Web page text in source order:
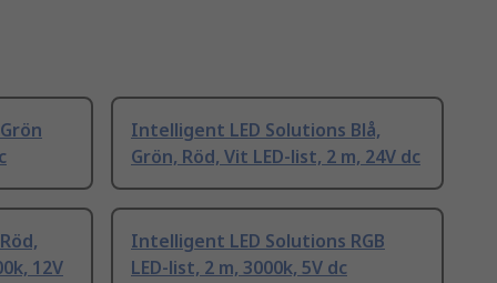
Intelligent LED Solutions Blå,
Grön, Röd, Vit LED-list, 2 m, 24V dc
12V
Intelligent LED Solutions RGB
LED-list, 2 m, 3000k, 5V dc